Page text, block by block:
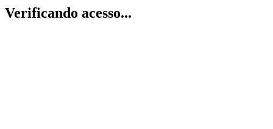
Verificando acesso...